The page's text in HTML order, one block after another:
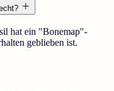
hat ein "Bonemap"-
geblieben ist.